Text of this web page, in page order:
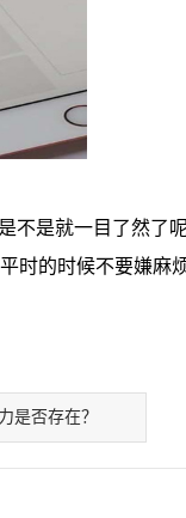
是就一目了然了呢
时的时候不要嫌麻烦
是否存在？